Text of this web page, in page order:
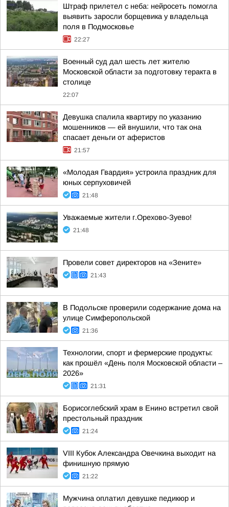
Штраф прилетел с неба: нейросеть помогла
выявить заросли борщевика у владельца
поля в Подмосковье
22:27
Военный суд дал шесть лет жителю
Московской области за подготовку теракта в
столице
22:07
Девушка спалила квартиру по указанию
мошенников — ей внушили, что так она
спасает деньги от аферистов
21:57
«Молодая Гвардия» устроила праздник для
юных серпуховичей
21:48
Уважаемые жители г.Орехово-Зуево!
21:48
Провели совет директоров на «Зените»
21:43
В Подольске проверили содержание дома на
улице Симферопольской
21:36
Технологии, спорт и фермерские продукты:
как прошёл «День поля Московской области –
2026»
21:31
Борисоглебский храм в Енино встретил свой
престольный праздник
21:24
VIII Кубок Александра Овечкина выходит на
финишную прямую
21:22
Мужчина оплатил девушке педикюр и